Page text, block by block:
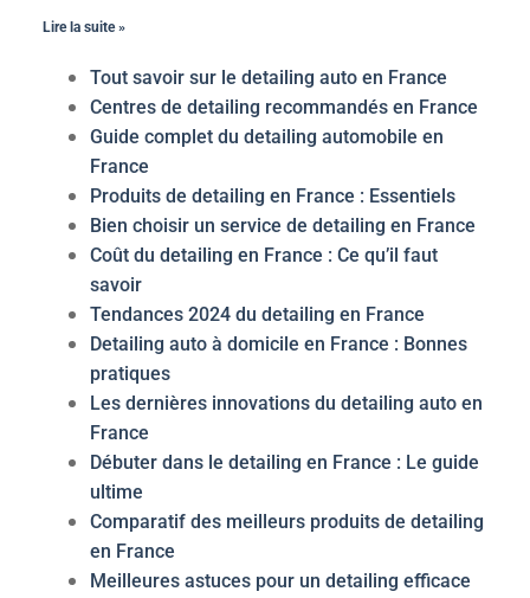
Lire la suite »
Tout savoir sur le detailing auto en France
Centres de detailing recommandés en France
Guide complet du detailing automobile en
France
Produits de detailing en France : Essentiels
Bien choisir un service de detailing en France
Coût du detailing en France : Ce qu’il faut
savoir
Tendances 2024 du detailing en France
Detailing auto à domicile en France : Bonnes
pratiques
Les dernières innovations du detailing auto en
France
Débuter dans le detailing en France : Le guide
ultime
Comparatif des meilleurs produits de detailing
en France
Meilleures astuces pour un detailing efficace